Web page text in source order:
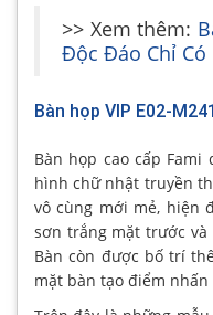
>> Xem thêm:
Độc Đáo Chỉ Có
Bàn họp VIP E02-
Bàn họp cao cấp Fami
hình chữ nhật truyền
vô cùng mới mẻ, hiện
sơn trắng mặt trước và
Bàn còn được bố trí
mặt bàn tạo điểm nhấn